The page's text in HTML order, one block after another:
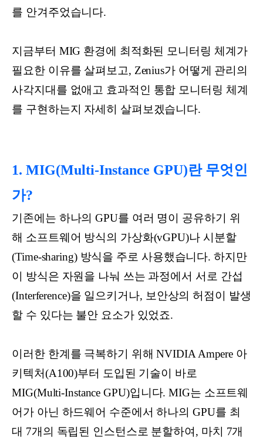
를 안겨주었습니다.
지금부터 MIG 환경에 최적화된 모니터링 체계가
필요한 이유를 살펴보고, Zenius가 어떻게 관리의
사각지대를 없애고 효과적인 통합 모니터링 체계
를 구현하는지 자세히 살펴보겠습니다.
1. MIG(Multi-Instance GPU)란 무엇인
가?
기존에는 하나의 GPU를 여러 명이 공유하기 위
해 소프트웨어 방식의 가상화(vGPU)나 시분할
(Time-sharing) 방식을 주로 사용했습니다. 하지만
이 방식은 자원을 나눠 쓰는 과정에서 서로 간섭
(Interference)을 일으키거나, 보안상의 허점이 발생
할 수 있다는 불안 요소가 있었죠.
이러한 한계를 극복하기 위해 NVIDIA Ampere 아
키텍처(A100)부터 도입된 기술이 바로
MIG(Multi-Instance GPU)입니다. MIG는 소프트웨
어가 아닌 하드웨어 수준에서 하나의 GPU를 최
대 7개의 독립된 인스턴스로 분할하여, 마치 7개